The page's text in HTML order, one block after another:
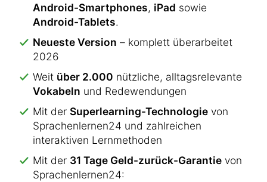
Android-Smartphones, iPad sowie
Android-Tablets.
Neueste Version – komplett überarbeitet
2026
Weit über 2.000 nützliche, alltagsrelevante
Vokabeln und Redewendungen
Mit der Superlearning-Technologie von
Sprachenlernen24 und zahlreichen
interaktiven Lernmethoden
Mit der 31 Tage Geld-zurück-Garantie von
Sprachenlernen24: